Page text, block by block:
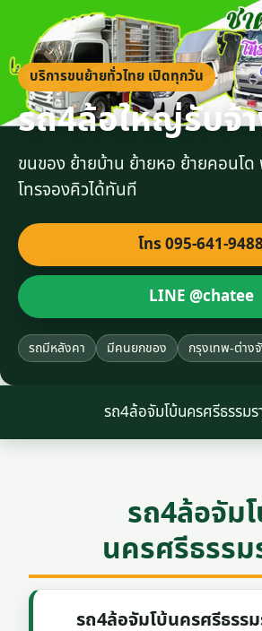
บริการขนย้ายทั่วไทย เปิดทุกวัน
รถ4ล้อใหญ่รับจ้
ขนของ ย้ายบ้าน ย้ายหอ ย้ายคอนโ
โทรจองคิวได้ทันที
โทร 095-641-9488
LINE @chatee
รถมีหลังคา มีคนยกของ กรุงเทพ-ต่าง
รถ4ล้อจัมโบ้นครศรีธรรมร
รถ4ล้อจัม
นครศรีธรรม
รถ4ล้อจัมโบ้นครศรีธรร